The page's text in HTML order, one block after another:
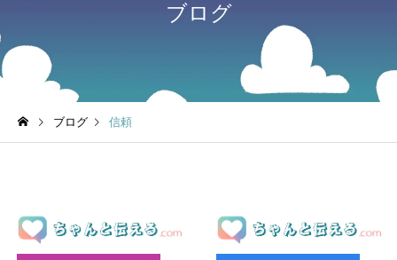
ブログ
ブログ 信頼